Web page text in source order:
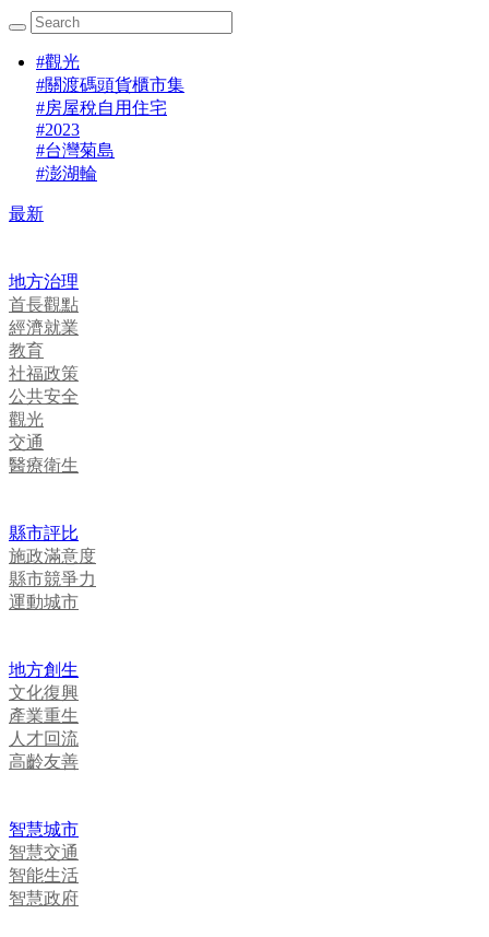
#觀光
#關渡碼頭貨櫃市集
#房屋稅自用住宅
#2023
#台灣菊島
#澎湖輪
最新
地方治理
首長觀點
經濟就業
教育
社福政策
公共安全
觀光
交通
醫療衛生
縣市評比
施政滿意度
縣市競爭力
運動城市
地方創生
文化復興
產業重生
人才回流
高齡友善
智慧城市
智慧交通
智能生活
智慧政府